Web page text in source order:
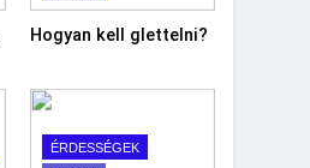
Hogyan kell glettelni?
ÉRDESSÉGEK